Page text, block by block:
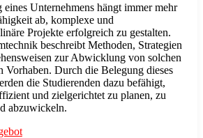
Unternehmens hängt immer mehr
ab, komplexe und
Projekte erfolgreich zu gestalten.
beschreibt Methoden, Strategien
zur Abwicklung von solchen
Vorhaben. Durch die Belegung dieses
die Studierenden dazu befähigt,
und zielgerichtet zu planen, zu
abzuwickeln.